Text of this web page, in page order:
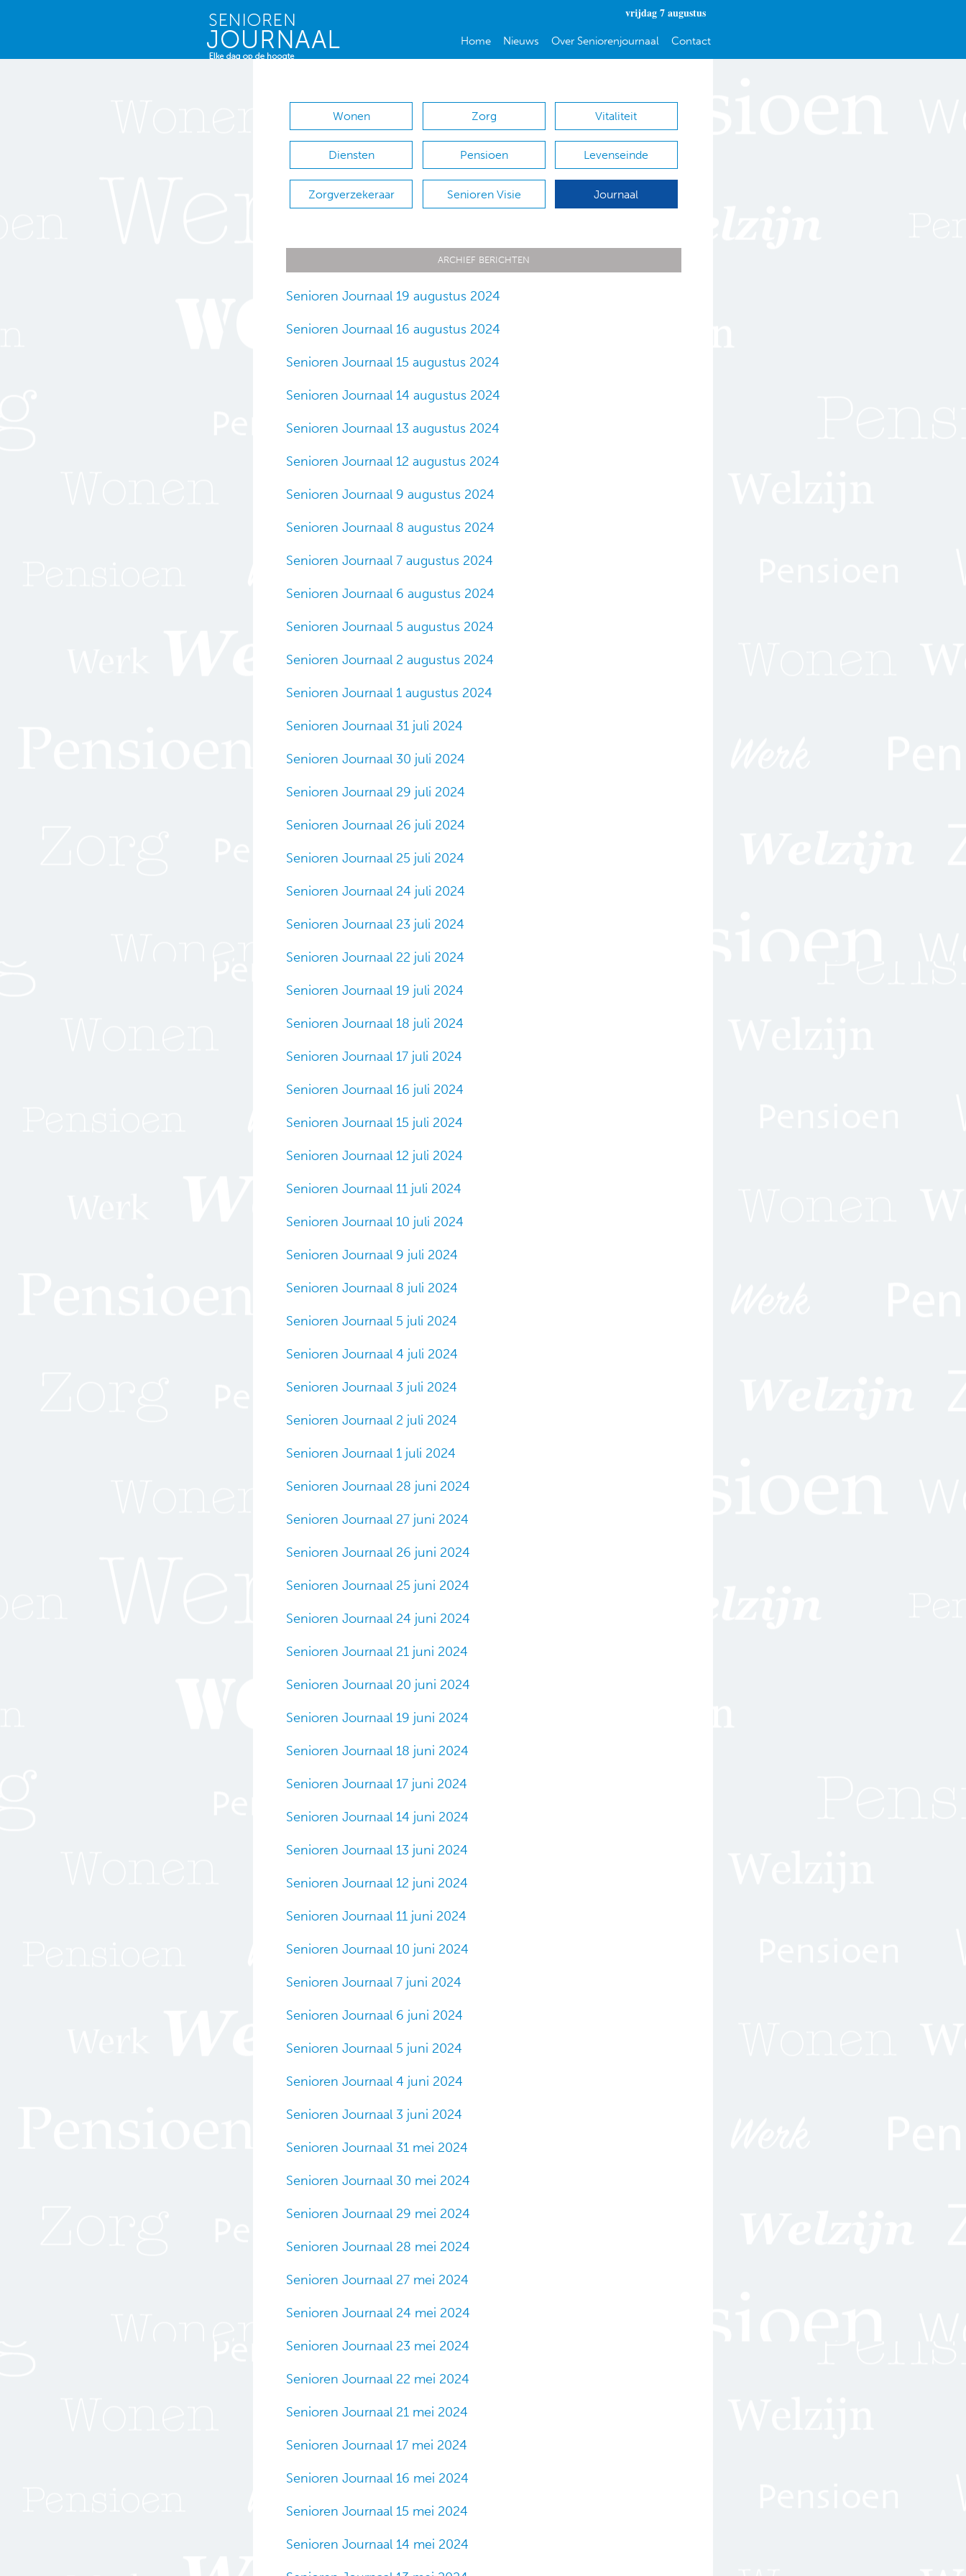
vrijdag 7 augustus
Home Nieuws Over Seniorenjournaal Contact
Wonen Zorg Vitaliteit
Diensten Pensioen Levenseinde
Zorgverzekeraar Senioren Visie Journaal
ARCHIEF BERICHTEN
Senioren Journaal 19 augustus 2024
Senioren Journaal 16 augustus 2024
Senioren Journaal 15 augustus 2024
Senioren Journaal 14 augustus 2024
Senioren Journaal 13 augustus 2024
Senioren Journaal 12 augustus 2024
Senioren Journaal 9 augustus 2024
Senioren Journaal 8 augustus 2024
Senioren Journaal 7 augustus 2024
Senioren Journaal 6 augustus 2024
Senioren Journaal 5 augustus 2024
Senioren Journaal 2 augustus 2024
Senioren Journaal 1 augustus 2024
Senioren Journaal 31 juli 2024
Senioren Journaal 30 juli 2024
Senioren Journaal 29 juli 2024
Senioren Journaal 26 juli 2024
Senioren Journaal 25 juli 2024
Senioren Journaal 24 juli 2024
Senioren Journaal 23 juli 2024
Senioren Journaal 22 juli 2024
Senioren Journaal 19 juli 2024
Senioren Journaal 18 juli 2024
Senioren Journaal 17 juli 2024
Senioren Journaal 16 juli 2024
Senioren Journaal 15 juli 2024
Senioren Journaal 12 juli 2024
Senioren Journaal 11 juli 2024
Senioren Journaal 10 juli 2024
Senioren Journaal 9 juli 2024
Senioren Journaal 8 juli 2024
Senioren Journaal 5 juli 2024
Senioren Journaal 4 juli 2024
Senioren Journaal 3 juli 2024
Senioren Journaal 2 juli 2024
Senioren Journaal 1 juli 2024
Senioren Journaal 28 juni 2024
Senioren Journaal 27 juni 2024
Senioren Journaal 26 juni 2024
Senioren Journaal 25 juni 2024
Senioren Journaal 24 juni 2024
Senioren Journaal 21 juni 2024
Senioren Journaal 20 juni 2024
Senioren Journaal 19 juni 2024
Senioren Journaal 18 juni 2024
Senioren Journaal 17 juni 2024
Senioren Journaal 14 juni 2024
Senioren Journaal 13 juni 2024
Senioren Journaal 12 juni 2024
Senioren Journaal 11 juni 2024
Senioren Journaal 10 juni 2024
Senioren Journaal 7 juni 2024
Senioren Journaal 6 juni 2024
Senioren Journaal 5 juni 2024
Senioren Journaal 4 juni 2024
Senioren Journaal 3 juni 2024
Senioren Journaal 31 mei 2024
Senioren Journaal 30 mei 2024
Senioren Journaal 29 mei 2024
Senioren Journaal 28 mei 2024
Senioren Journaal 27 mei 2024
Senioren Journaal 24 mei 2024
Senioren Journaal 23 mei 2024
Senioren Journaal 22 mei 2024
Senioren Journaal 21 mei 2024
Senioren Journaal 17 mei 2024
Senioren Journaal 16 mei 2024
Senioren Journaal 15 mei 2024
Senioren Journaal 14 mei 2024